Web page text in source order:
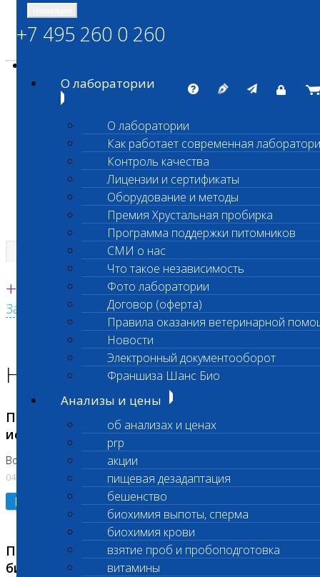
ШАНС БИО
Независимая ветеринарная лаборатория
Единая круглосуточная справочная
+7 495 260 0 260
Заказать звонок с сайта
+7 495 260 0 260
О лаборатории
О лаборатории
Как работает современная
Контроль качества
Лицензии и сертификаты
Оборудование и методы
Премия Хрустальная пробирка
Программа поддержки питомников
СМИ о нас
Что такое независимость
Фото лаборатории
Договор (оферта)
Правила оказания ветеринарной
Новости
Электронный документооборот
Франшиза Шанс Био
Анализы и цены
об анализах и ценах
prp
акции
пищевая дезадаптация
бешенство
биохимия выпоты, сперма
биохимия крови
взятие проб и пробоподготовка
витамины
Главная страница
Новости лаборатории
Приостановка срочных биохимических
исследований
Во Владыкино
04.08.2026
Подробнее
Приостановлено выполнение срочных
биохимических исследований